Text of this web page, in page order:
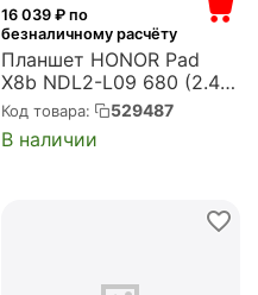
16 039₽ по
безналичному расчёту
Планшет HONOR Pad
X8b NDL2-L09 680 (2.4)
8C RAM4Gb ROM64Gb
11" IPS 1920x1200 4G
MagicOS 10.0 серый
10100mAh (5301ARMK)
Код товара: 529487
В наличии